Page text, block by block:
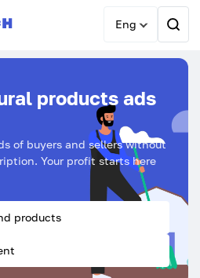
Eng
products ads
of buyers and sellers without
Your profit starts here
products